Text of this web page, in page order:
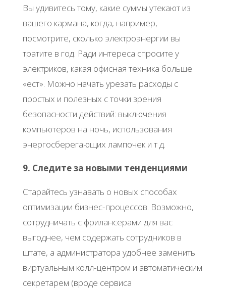
Вы удивитесь тому, какие суммы утекают из
вашего кармана, когда, например,
посмотрите, сколько электроэнергии вы
тратите в год. Ради интереса спросите у
электриков, какая офисная техника больше
«ест». Можно начать урезать расходы с
простых и полезных с точки зрения
безопасности действий: выключения
компьютеров на ночь, использования
энергосберегающих лампочек и т д.
9. Следите за новыми тенденциями
Старайтесь узнавать о новых способах
оптимизации бизнес-процессов. Возможно,
сотрудничать с фрилансерами для вас
выгоднее, чем содержать сотрудников в
штате, а администратора удобнее заменить
виртуальным колл-центром и автоматическим
секретарем (вроде сервиса